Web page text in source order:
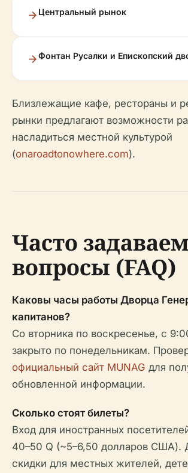
Центральный рынок
Фонтан Русалки и Епископский
Близлежащие кафе, рестораны и
рынки предлагают возможности
насладиться местной культурой
(onaroadtonowhere.com).
Часто
вопросы (FAQ)
Каковы часы работы Дворца
капитанов?
Со вторника по воскресенье, с
закрыто по понедельникам.
официальный сайт MUNAG для
обновленной информации.
Сколько стоят билеты?
Вход для иностранных
40–50 Q (~5–6,50 долларов США).
скидки для местных жителей,